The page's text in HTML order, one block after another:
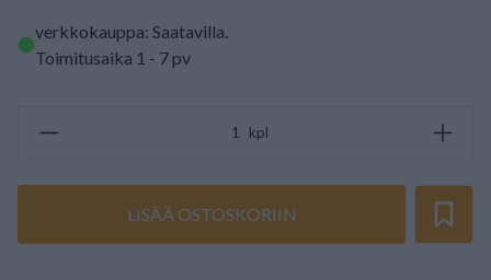
verkkokauppa: Saatavilla.
Toimitusaika 1 - 7 pv
kpl
LISÄÄ OSTOSKORIIN